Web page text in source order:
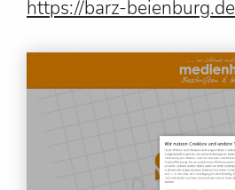
https://barz-beienburg.de